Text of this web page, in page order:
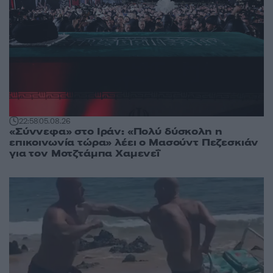
22:5805.08.26
«Σύννεφα» στο Ιράν: «Πολύ δύσκολη η
επικοινωνία τώρα» λέει ο Μασούντ Πεζεσκιάν
για τον Μοτζτάμπα Χαμενεΐ